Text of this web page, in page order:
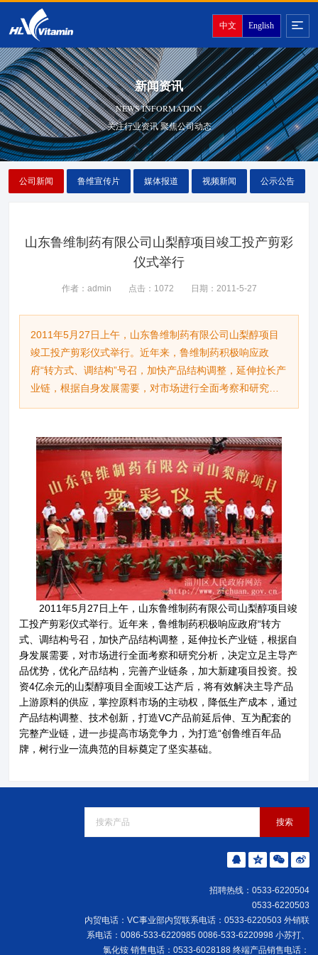
中文 English
新闻资讯
NEWS INFORMATION
关注行业资讯 聚焦公司动态
公司新闻 鲁维宣传片 媒体报道 视频新闻 公示公告
山东鲁维制药有限公司山梨醇项目竣工投产剪彩
仪式举行
作者：admin 点击：1072 日期：2011-5-27
2011年5月27日上午，山东鲁维制药有限公司山梨醇项目
竣工投产剪彩仪式举行。近年来，鲁维制药积极响应政
府“转方式、调结构”号召，加快产品结构调整，延伸拉长产
业链，根据自身发展需要，对市场进行全面考察和研究分
析，决定立足主导产品优势，优化产品结构，完善产业链
工达产后，将有效解决主导产品上游原料的供应，掌控原
料市场的主动权，降低生产成本，通过产品结构调整、技
术创新，打造VC产品前延后伸、互为配套的完整产业链，
进一步提高市场竞争力，为打造“创鲁维百年品牌，树行业
一流典范”的目标奠定了坚实基础。
2011年5月27日上午，山东鲁维制药有限公司山梨醇项目竣
工投产剪彩仪式举行。近年来，鲁维制药积极响应政府“转方
式、调结构号召，加快产品结构调整，延伸拉长产业链，根据自
身发展需要，对市场进行全面考察和研究分析，决定立足主导产
品优势，优化产品结构，完善产业链条，加大新建项目投资。投
资4亿余元的山梨醇项目全面竣工达产后，将有效解决主导产品
上游原料的供应，掌控原料市场的主动权，降低生产成本，通过
产品结构调整、技术创新，打造VC产品前延后伸、互为配套的
完整产业链，进一步提高市场竞争力，为打造“创鲁维百年品
牌，树行业一流典范的目标奠定了坚实基础。
招聘热线：0533-6220504
0533-6220503
内贸电话：VC事业部内贸联系电话：0533-6220503 外销联
系电话：0086-533-6220985 0086-533-6220998 小苏打、
氯化铵 销售电话：0533-6028188 终端产品销售电话：
关于鲁维 分公司
产品展示 企业文化
新闻资讯 资质荣誉
联系我们